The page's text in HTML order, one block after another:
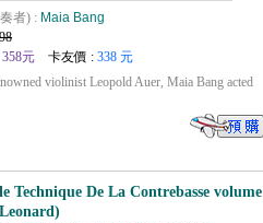
者) : Maia Bang
358元 卡友價 : 338 元
violinist Leopold Auer, Maia Bang acted
Technique De La Contrebasse volume